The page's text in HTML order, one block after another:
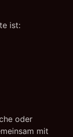
ist:
oder
mit